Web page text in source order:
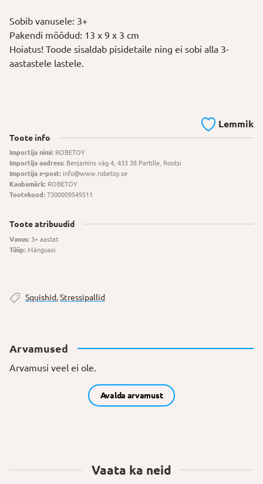
Sobib vanusele: 3+
Pakendi mõõdud: 13 x 9 x 3 cm
Hoiatus! Toode sisaldab pisidetaile ning ei sobi alla 3-
aastastele lastele.
Lemmik
Toote info
Importija nimi: ROBETOY
Importija aadress: Benjamins väg 4, 433 38 Partille, Rootsi
Importija e-post: info@www.robetoy.se
Kaubamärk: ROBETOY
Tootekood: 7300009549511
Toote atribuudid
Vanus: 3+ aastat
Tüüp: Mänguasi
Squishid,Stressipallid
Arvamused
Arvamusi veel ei ole.
Avalda arvamust
Vaata ka neid